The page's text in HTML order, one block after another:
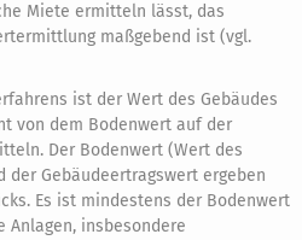
Miete ermitteln lässt, das
maßgebend ist (vgl.
ist der Wert des Gebäudes
von dem Bodenwert auf der
Der Bodenwert (Wert des
der Gebäudeertragswert ergeben
Es ist mindestens der Bodenwert
Anlagen, insbesondere